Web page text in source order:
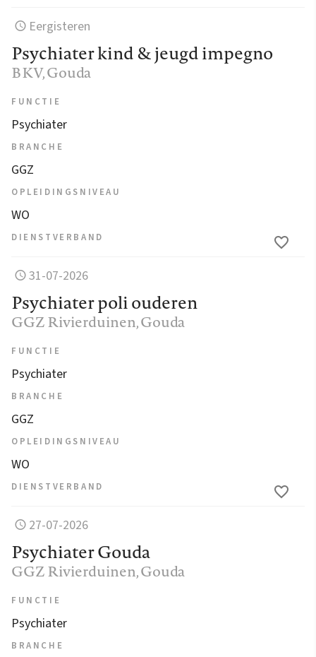
Eergisteren
Psychiater kind & jeugd impegno
BKV, Gouda
FUNCTIE
Psychiater
BRANCHE
GGZ
OPLEIDINGSNIVEAU
WO
DIENSTVERBAND
31-07-2026
Psychiater poli ouderen
GGZ Rivierduinen, Gouda
FUNCTIE
Psychiater
BRANCHE
GGZ
OPLEIDINGSNIVEAU
WO
DIENSTVERBAND
27-07-2026
Psychiater Gouda
GGZ Rivierduinen, Gouda
FUNCTIE
Psychiater
BRANCHE